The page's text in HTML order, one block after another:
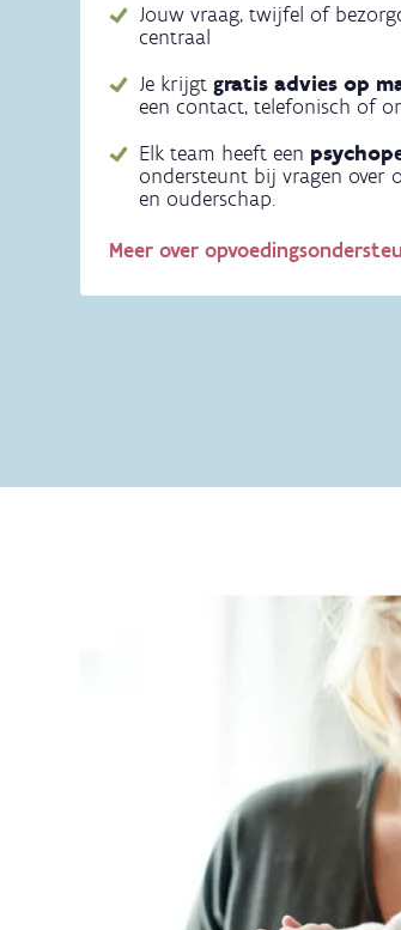
Jouw vraag, twijfel of
centraal
Je krijgt gratis advies op
een contact, telefonisch of
Elk team heeft een
ondersteunt bij vragen over
en ouderschap.
Meer over